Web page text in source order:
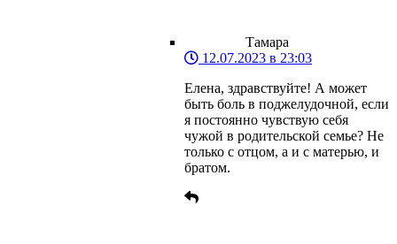
Тамара
12.07.2023 в 23:03
Елена, здравствуйте! А может
быть боль в поджелудочной, если
я постоянно чувствую себя
чужой в родительской семье? Не
только с отцом, а и с матерью, и
братом.